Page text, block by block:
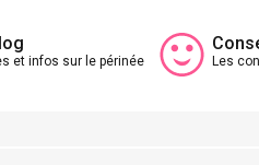
et infos sur le périnée Les